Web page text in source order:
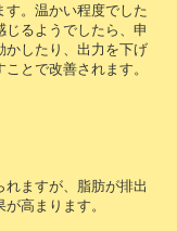
す。温かい程度でした
じるようでしたら、申
かしたり、出力を下げ
とで改善されます。
ますが、脂肪が排出
高まります。